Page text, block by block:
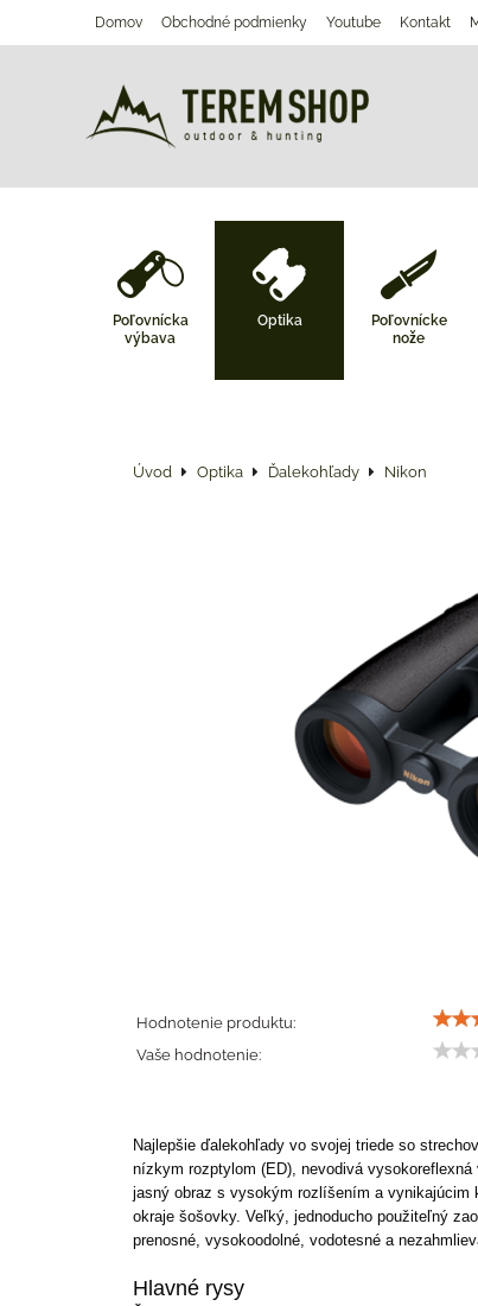
Domov Obchodné podmienky Youtube Kontakt
Poľovnícka
výbava
Optika
Poľovnícke
nože
Úvod Optika Ďalekohľady Nikon
Hodnotenie produktu:
Vaše hodnotenie:
Najlepšie ďalekohľady vo svojej triede so
nízkym rozptylom (ED), nevodivá
jasný obraz s vysokým rozlíšením a vynikajúcim
okraje šošovky. Veľký, jednoducho použiteľný
prenosné, vysokoodolné, vodotesné a
Hlavné rysy